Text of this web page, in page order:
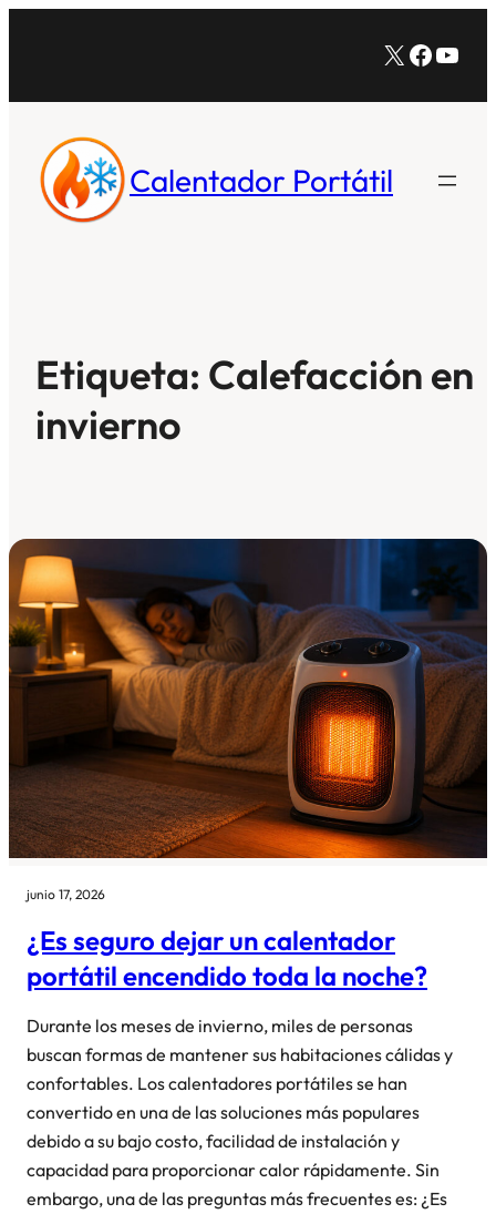
X
Calentador Portátil
Etiqueta: Calefacción en
invierno
junio 17, 2026
¿Es seguro dejar un calentador
portátil encendido toda la noche?
Durante los meses de invierno, miles de personas
buscan formas de mantener sus habitaciones cálidas y
confortables. Los calentadores portátiles se han
convertido en una de las soluciones más populares
debido a su bajo costo, facilidad de instalación y
capacidad para proporcionar calor rápidamente. Sin
embargo, una de las preguntas más frecuentes es: ¿Es